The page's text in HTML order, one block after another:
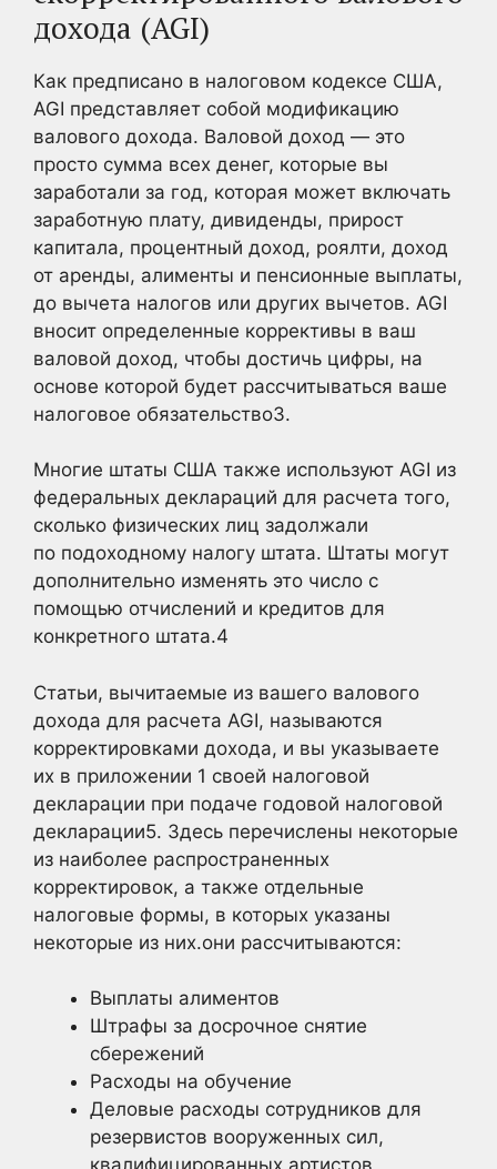
дохода (AGI)
Как предписано в налоговом кодексе США,
AGI представляет собой модификацию
валового дохода. Валовой доход — это
просто сумма всех денег, которые вы
заработали за год, которая может включать
заработную плату, дивиденды, прирост
капитала, процентный доход, роялти, доход
от аренды, алименты и пенсионные выплаты,
до вычета налогов или других вычетов. AGI
вносит определенные коррективы в ваш
валовой доход, чтобы достичь цифры, на
основе которой будет рассчитываться ваше
налоговое обязательство3.
Многие штаты США также используют AGI из
федеральных деклараций для расчета того,
сколько физических лиц задолжали
по подоходному налогу штата. Штаты могут
дополнительно изменять это число с
помощью отчислений и кредитов для
конкретного штата.4
Статьи, вычитаемые из вашего валового
дохода для расчета AGI, называются
корректировками дохода, и вы указываете
их в приложении 1 своей налоговой
декларации при подаче годовой налоговой
декларации5. Здесь перечислены некоторые
из наиболее распространенных
корректировок, а также отдельные
налоговые формы, в которых указаны
некоторые из них.они рассчитываются:
Выплаты алиментов
Штрафы за досрочное снятие
сбережений
Расходы на обучение
Деловые расходы сотрудников для
резервистов вооруженных сил,
квалифицированных артистов,